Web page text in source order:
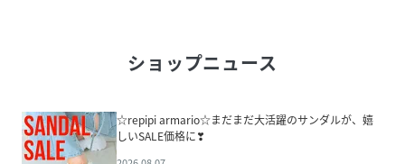
ショップニュース
☆repipi armario☆まだまだ大活躍のサンダルが、嬉
しいSALE価格に❣